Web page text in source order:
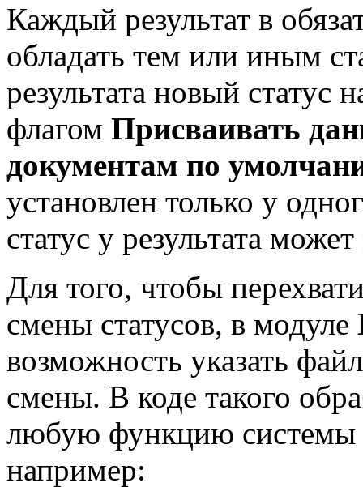
Каждый результат в
обладать тем или иным
результата новый статус
флагом Присваивать
документам по
установлен только у
статус у результата
Для того, чтобы
смены статусов, в модуле
возможность указать
смены. В коде такого
любую функцию системы
например: